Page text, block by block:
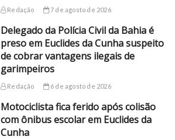
Redação 7 de agosto de 2026
Delegado da Polícia Civil da Bahia é
preso em Euclides da Cunha suspeito
de cobrar vantagens ilegais de
garimpeiros
Redação 6 de agosto de 2026
Motociclista fica ferido após colisão
com ônibus escolar em Euclides da
Cunha